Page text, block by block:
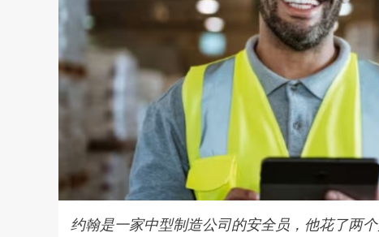
约翰是一家中型制造公司的安全员，他花了两